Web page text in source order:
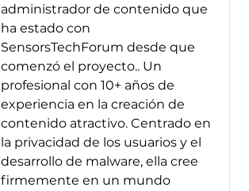
administrador de contenido que
ha estado con
SensorsTechForum desde que
comenzó el proyecto.. Un
profesional con 10+ años de
experiencia en la creación de
contenido atractivo. Centrado en
la privacidad de los usuarios y el
desarrollo de malware, ella cree
firmemente en un mundo